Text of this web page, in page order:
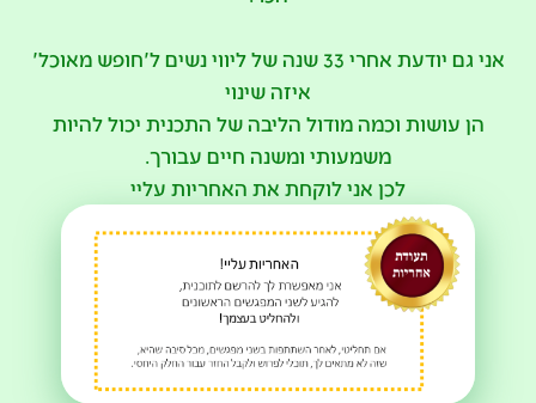
אני גם יודעת אחרי 33 שנה של ליווי נשים ל'חופש מאוכל'
איזה שינוי
הן עושות וכמהמודול הליבה של התכנית יכול להיות
משמעותי ומשנה חיים עבורך.
לכן אני לוקחת את האחריות עליי